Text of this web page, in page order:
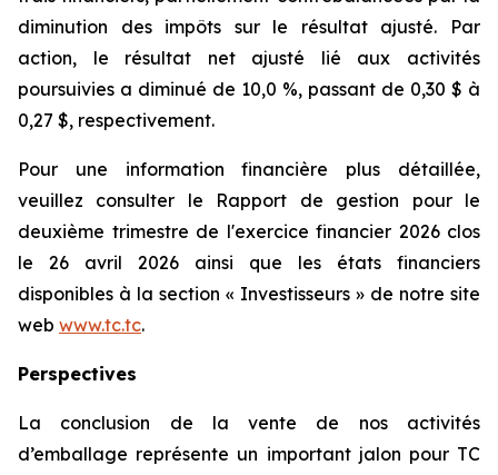
diminution des impôts sur le résultat ajusté. Par
action, le résultat net ajusté lié aux activités
poursuivies a diminué de 10,0 %, passant de 0,30 $ à
0,27 $, respectivement.
Pour une information financière plus détaillée,
veuillez consulter le Rapport de gestion pour le
deuxième trimestre de l'exercice financier 2026 clos
le 26 avril 2026 ainsi que les états financiers
disponibles à la section « Investisseurs » de notre site
web www.tc.tc.
Perspectives
La conclusion de la vente de nos activités
d’emballage représente un important jalon pour TC